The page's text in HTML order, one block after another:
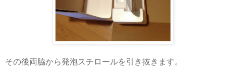
その後両脇から発泡スチロールを引き抜きます。